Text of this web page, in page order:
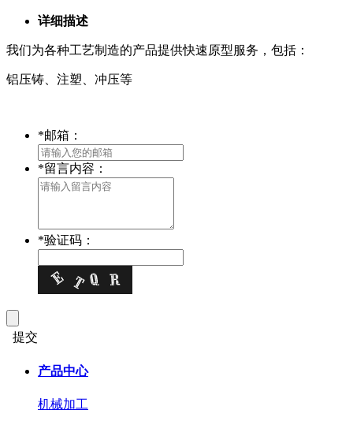
详细描述
我们为各种工艺制造的产品提供快速原型服务，包括：
铝压铸、注塑、冲压等
*邮箱：
*留言内容：
*验证码：
提交
产品中心
机械加工